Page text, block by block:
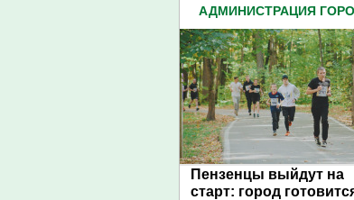
АДМИНИСТРАЦИЯ
Пензенцы выйдут на
старт: город